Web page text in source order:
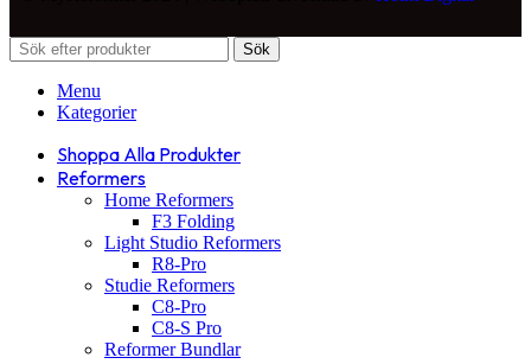
Sök
Menu
Kategorier
Shoppa Alla Produkter
Reformers
Home Reformers
F3 Folding
Light Studio Reformers
R8-Pro
Studie Reformers
C8-Pro
C8-S Pro
Reformer Bundlar